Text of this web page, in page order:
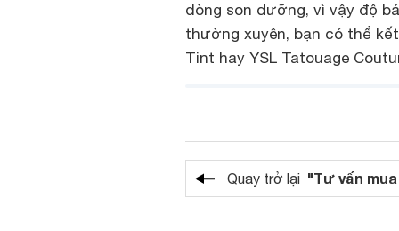
dòng son dưỡng, vì vậy độ
thường xuyên, bạn có thể
Tint hay YSL Tatouage
Quay trở lại "Tư vấn